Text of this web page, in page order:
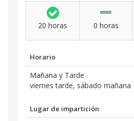
20 horas 0 horas
Horario
Mañana y Tarde
viernes tarde, sábado mañana
Lugar de impartición